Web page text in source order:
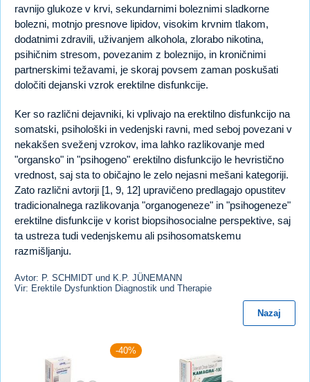
ravnijo glukoze v krvi, sekundarnimi boleznimi sladkorne
bolezni, motnjo presnove lipidov, visokim krvnim tlakom,
dodatnimi zdravili, uživanjem alkohola, zlorabo nikotina,
psihičnim stresom, povezanim z boleznijo, in kroničnimi
partnerskimi težavami, je skoraj povsem zaman poskušati
določiti dejanski vzrok erektilne disfunkcije.
Ker so različni dejavniki, ki vplivajo na erektilno disfunkcijo na
somatski, psihološki in vedenjski ravni, med seboj povezani v
nekakšen sveženj vzrokov, ima lahko razlikovanje med
"organsko" in "psihogeno" erektilno disfunkcijo le hevristično
vrednost, saj sta to običajno le zelo nejasni mešani kategoriji.
Zato različni avtorji [1, 9, 12] upravičeno predlagajo opustitev
tradicionalnega razlikovanja "organogeneze" in "psihogeneze"
erektilne disfunkcije v korist biopsihosocialne perspektive, saj
ta ustreza tudi vedenjskemu ali psihosomatskemu
razmišljanju.
Avtor: P. SCHMIDT und K.P. JÜNEMANN
Vir: Erektile Dysfunktion Diagnostik und Therapie
Nazaj
-40%